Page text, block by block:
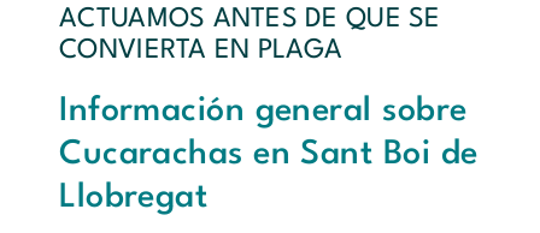
ACTUAMOS ANTES DE QUE SE
CONVIERTA EN PLAGA
Información general sobre
Cucarachas en Sant Boi de
Llobregat